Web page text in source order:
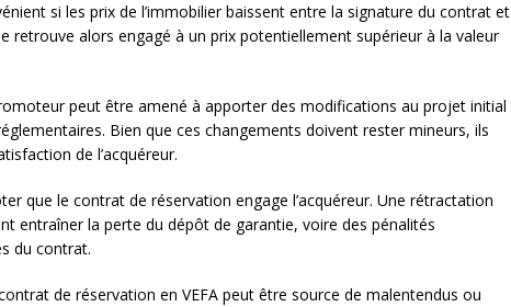
si les prix de l’immobilier baissent entre la signature du contrat et
retrouve alors engagé à un prix potentiellement supérieur à la valeur
peut être amené à apporter des modifications au projet initial
Bien que ces changements doivent rester mineurs, ils
de l’acquéreur.
que le contrat de réservation engage l’acquéreur. Une rétractation
entraîner la perte du dépôt de garantie, voire des pénalités
du contrat.
de réservation en VEFA peut être source de malentendus ou